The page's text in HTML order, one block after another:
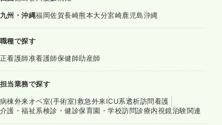
九州・沖縄福岡佐賀長崎熊本大分宮崎鹿児島沖縄
職種で探す
正看護師准看護師保健師助産師
担当業務で探す
病棟外来オペ室(手術室)救急外来ICU系透析訪問看護
介護・福祉系検診・健診保育園・学校訪問診療内視鏡治験関連